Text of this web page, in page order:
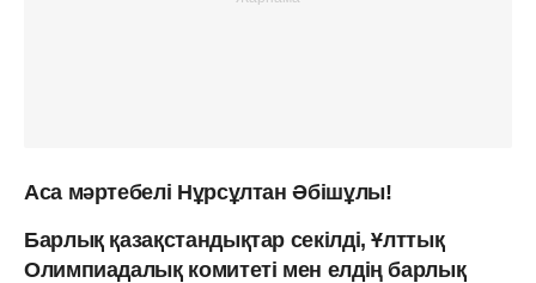
Аса мәртебелі Нұрсұлтан Әбішұлы!
Барлық қазақстандықтар секілді, Ұлттық
Олимпиадалық комитеті мен елдің барлық